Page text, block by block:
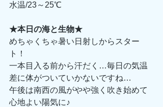
水温/23～25℃
★本日の海と生物★
めちゃくちゃ暑い日射しからスター
ト！
一本目入る前から汗だく…毎日の気温
差に体がついていかないですね…
午後は南西の風がやや強く吹き始めて
心地よい陽気に♪